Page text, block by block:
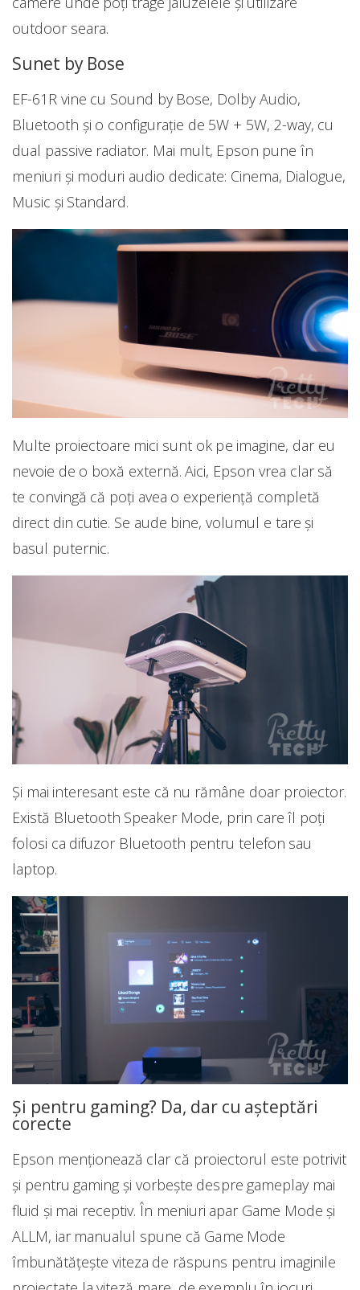
outdoor seara.
Sunet by Bose
EF-61R vine cu Sound by Bose, Dolby Audio,
Bluetooth și o configurație de 5W + 5W, 2-way, cu
dual passive radiator. Mai mult, Epson pune în
meniuri și moduri audio dedicate: Cinema, Dialogue,
Music și Standard.
Multe proiectoare mici sunt ok pe imagine, dar eu
nevoie de o boxă externă. Aici, Epson vrea clar să
te convingă că poți avea o experiență completă
direct din cutie. Se aude bine, volumul e tare și
basul puternic.
Și mai interesant este că nu rămâne doar proiector.
Există Bluetooth Speaker Mode, prin care îl poți
folosi ca difuzor Bluetooth pentru telefon sau
laptop.
Și pentru gaming? Da, dar cu așteptări
corecte
Epson menționează clar că proiectorul este potrivit
și pentru gaming și vorbește despre gameplay mai
fluid și mai receptiv. În meniuri apar Game Mode și
ALLM, iar manualul spune că Game Mode
îmbunătățește viteza de răspuns pentru imaginile